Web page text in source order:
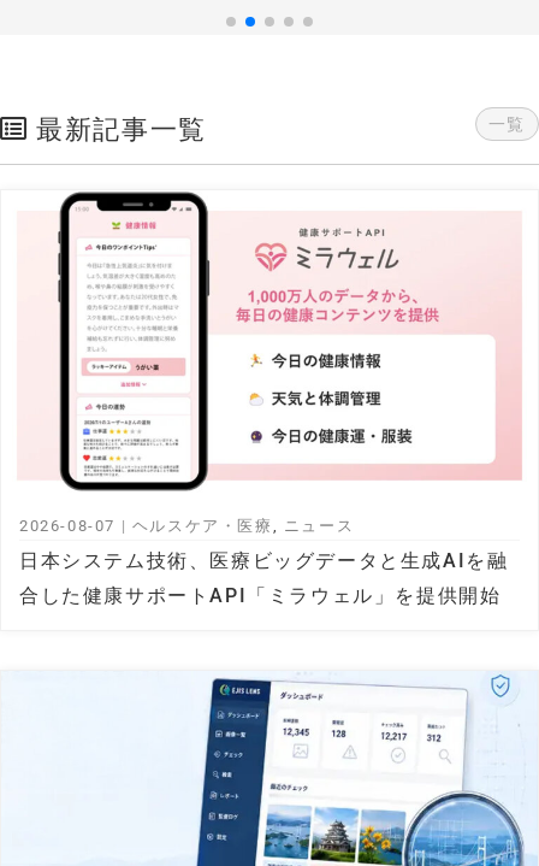
最新記事一覧 一覧
日本システム技術、医療ビッグデータと生成AIを融
合した健康サポートAPI「ミラウェル」を提供開始
2026-08-07 | ヘルスケア・医療 , ニュース